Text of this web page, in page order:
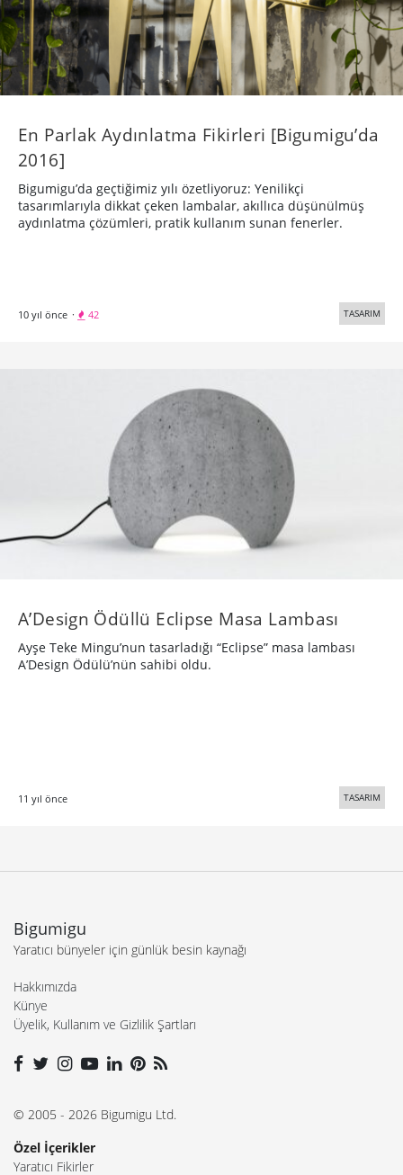
En Parlak Aydınlatma Fikirleri [Bigumigu’da
2016]
Bigumigu’da geçtiğimiz yılı özetliyoruz: Yenilikçi
tasarımlarıyla dikkat çeken lambalar, akıllıca düşünülmüş
aydınlatma çözümleri, pratik kullanım sunan fenerler.
10 yıl önce · 42 TASARIM
A’Design Ödüllü Eclipse Masa Lambası
Ayşe Teke Mingu’nun tasarladığı “Eclipse” masa lambası
A’Design Ödülü’nün sahibi oldu.
11 yıl önce TASARIM
Bigumigu
Yaratıcı bünyeler için günlük besin kaynağı
Hakkımızda
Künye
Üyelik, Kullanım ve Gizlilik Şartları
© 2005 - 2026 Bigumigu Ltd.
Özel İçerikler
Yaratıcı Fikirler